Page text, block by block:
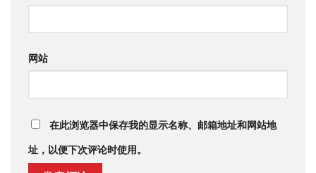
网站
在此浏览器中保存我的显示名称、邮箱地址和网站地
址，以便下次评论时使用。